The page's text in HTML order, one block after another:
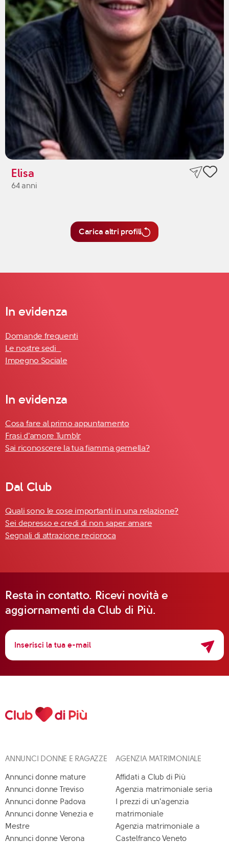
Elisa
64 anni
Carica altri profili
In evidenza
Domande frequenti
Le nostre sedi
Impegno Sociale
In evidenza
Cosa fare al primo appuntamento
Frasi d'amore Tumblr
Sai riconoscere la tua fiamma gemella?
Dal Club
Quali sono le cose importanti in una relazione?
Sei depresso e credi di non saper amare
Segnali di attrazione reciproca
Resta in contatto. Ricevi novità e
aggiornamenti da Club di Più.
ANNUNCI DONNE E RAGAZZE
Annunci donne mature
Annunci donne Treviso
Annunci donne Padova
Annunci donne Venezia e
Mestre
Annunci donne Verona
AGENZIA MATRIMONIALE
Affidati a Club di Più
Agenzia matrimoniale seria
I prezzi di un'agenzia
matrimoniale
Agenzia matrimoniale a
Castelfranco Veneto